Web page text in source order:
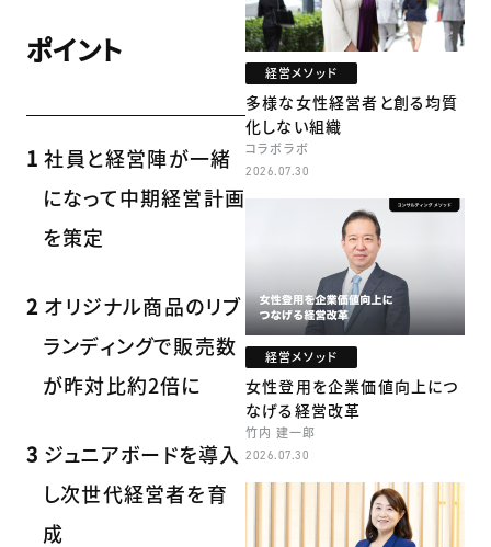
ポイント
1 社員と経営陣が一緒
になって中期経営計画
を策定
2 オリジナル商品のリブ
ランディングで販売数
が昨対比約2倍に
3 ジュニアボードを導入
し次世代経営者を育
成
経営メソッド
多様な女性経営者と創る均質
化しない組織
コラボラボ
2026.07.30
経営メソッド
女性登用を企業価値向上につ
なげる経営改革
竹内 建一郎
2026.07.30